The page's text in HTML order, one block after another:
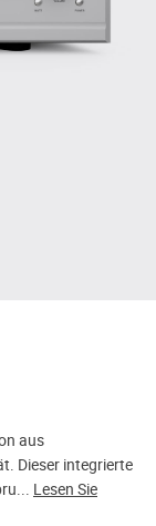
aus
Dieser integrierte
Lesen Sie